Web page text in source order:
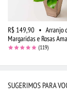
R$ 149,90 • Arranjo
Margaridas e Rosas
(119)
SUGERIMOS PARA